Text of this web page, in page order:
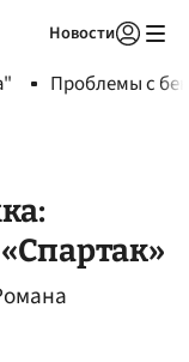
Новости
Проблемы с